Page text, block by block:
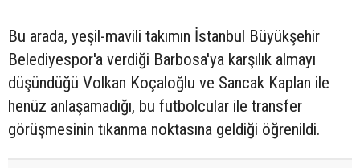
Bu arada, yeşil-mavili takımın İstanbul Büyükşehir
Belediyespor'a verdiği Barbosa'ya karşılık almayı
düşündüğü Volkan Koçaloğlu ve Sancak Kaplan ile
henüz anlaşamadığı, bu futbolcular ile transfer
görüşmesinin tıkanma noktasına geldiği öğrenildi.